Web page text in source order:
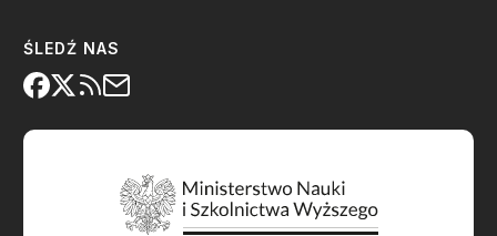
ŚLEDŹ NAS